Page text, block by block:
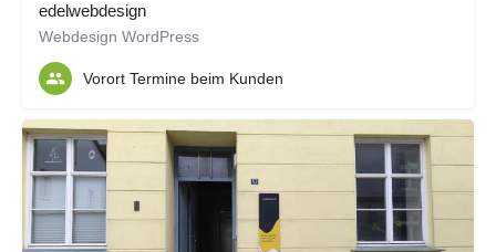
edelwebdesign
Webdesign WordPress
Vorort Termine beim Kunden